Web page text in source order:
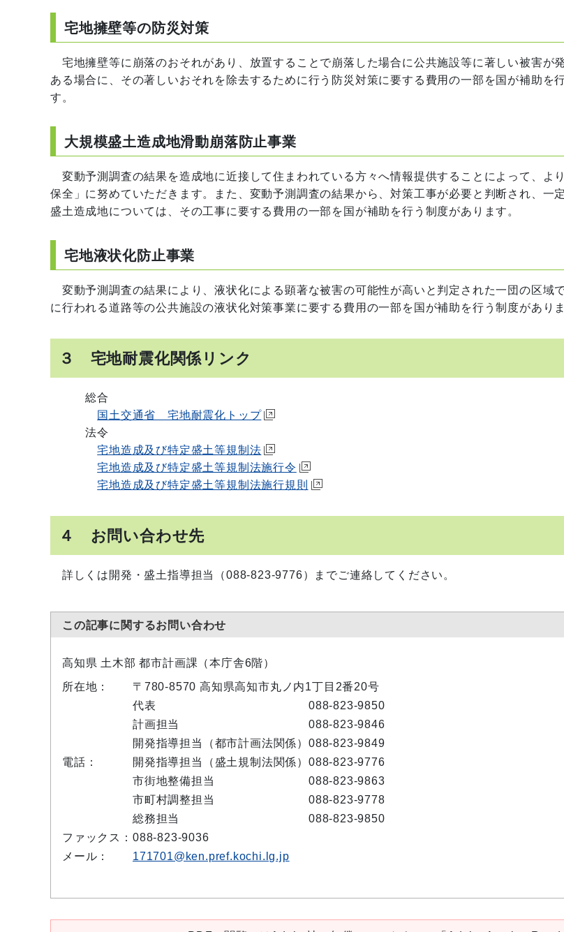
宅地擁壁等の防災対策
宅地擁壁等に崩落のおそれがあり、放置することで崩落した場合に公共施設等に著しい被害が
ある場合に、その著しいおそれを除去するために行う防災対策に要する費用の一部を国が補助を
す。
大規模盛土造成地滑動崩落防止事業
変動予測調査の結果を造成地に近接して住まわれている方々へ情報提供することによって、よ
保全」に努めていただきます。また、変動予測調査の結果から、対策工事が必要と判断され、一
盛土造成地については、その工事に要する費用の一部を国が補助を行う制度があります。
宅地液状化防止事業
変動予測調査の結果により、液状化による顕著な被害の可能性が高いと判定された一団の区域
に行われる道路等の公共施設の液状化対策事業に要する費用の一部を国が補助を行う制度がありま
３ 宅地耐震化関係リンク
総合
国土交通省 宅地耐震化トップ
法令
宅地造成及び特定盛土等規制法
宅地造成及び特定盛土等規制法施行令
宅地造成及び特定盛土等規制法施行規則
４ お問い合わせ先
詳しくは開発・盛土指導担当（088-823-9776）までご連絡してください。
この記事に関するお問い合わせ
高知県 土木部 都市計画課（本庁舎6階）
所在地：
〒780-8570 高知県高知市丸ノ内1丁目2番20号
電話：
代表
088-823-9850
計画担当
088-823-9846
開発指導担当（都市計画法関係） 088-823-9849
開発指導担当（盛土規制法関係） 088-823-9776
市街地整備担当
088-823-9863
市町村調整担当
088-823-9778
総務担当
088-823-9850
ファックス： 088-823-9036
メール：
171701@ken.pref.kochi.lg.jp